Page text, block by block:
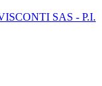
SAS - P.I.